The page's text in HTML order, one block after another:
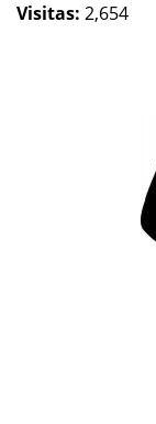
Visitas: 2,654